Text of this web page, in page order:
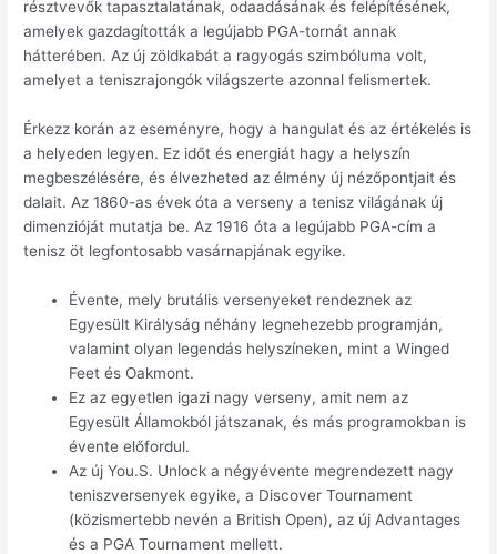
résztvevők tapasztalatának, odaadásának és felépítésének,
amelyek gazdagították a legújabb PGA-tornát annak
hátterében. Az új zöldkabát a ragyogás szimbóluma volt,
amelyet a teniszrajongók világszerte azonnal felismertek.
Érkezz korán az eseményre, hogy a hangulat és az értékelés is
a helyeden legyen. Ez időt és energiát hagy a helyszín
megbeszélésére, és élvezheted az élmény új nézőpontjait és
dalait. Az 1860-as évek óta a verseny a tenisz világának új
dimenzióját mutatja be. Az 1916 óta a legújabb PGA-cím a
tenisz öt legfontosabb vasárnapjának egyike.
Évente, mely brutális versenyeket rendeznek az
Egyesült Királyság néhány legnehezebb programján,
valamint olyan legendás helyszíneken, mint a Winged
Feet és Oakmont.
Ez az egyetlen igazi nagy verseny, amit nem az
Egyesült Államokból játszanak, és más programokban is
évente előfordul.
Az új You.S. Unlock a négyévente megrendezett nagy
teniszversenyek egyike, a Discover Tournament
(közismertebb nevén a British Open), az új Advantages
és a PGA Tournament mellett.